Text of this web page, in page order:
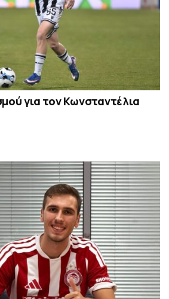
για τον Κωνσταντέλια